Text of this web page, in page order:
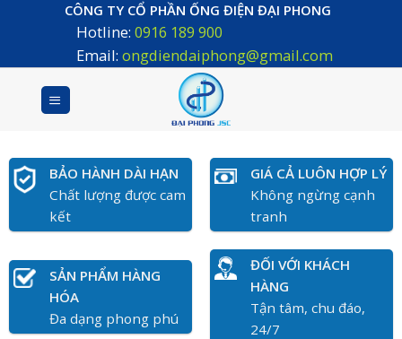
CÔNG TY CỔ PHẦN ỐNG ĐIỆN ĐẠI PHONG
Hotline: 0916 189 900
Email: ongdiendaiphong@gmail.com
BẢO HÀNH DÀI HẠN
Chất lượng được cam
kết
GIÁ CẢ LUÔN HỢP LÝ
Không ngừng cạnh
tranh
SẢN PHẨM HÀNG
HÓA
Đa dạng phong phú
ĐỐI VỚI KHÁCH
HÀNG
Tận tâm, chu đáo,
24/7